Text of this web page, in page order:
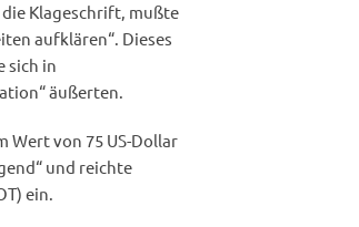
Klageschrift, mußte
aufklären“. Dieses
sich in
äußerten.
Wert von 75 US-Dollar
und reichte
ein.